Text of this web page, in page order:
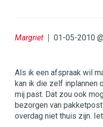
Margriet 01-05-2010
Als ik een afspraak wil
kan ik die zelf inplannen
mij past. Dat zou ook
bezorgen van
overdag niet thuis zijn.